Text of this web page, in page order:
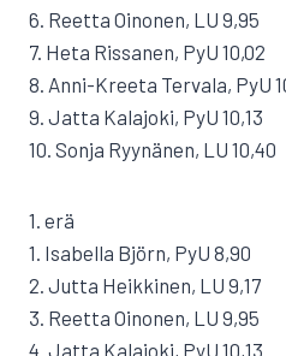
6. Reetta Oinonen, LU 9,95
7. Heta Rissanen, PyU 10,02
8. Anni-Kreeta Tervala, PyU
9. Jatta Kalajoki, PyU 10,13
10. Sonja Ryynänen, LU 10,40
1. erä
1. Isabella Björn, PyU 8,90
2. Jutta Heikkinen, LU 9,17
3. Reetta Oinonen, LU 9,95
4. Jatta Kalajoki, PyU 10,13